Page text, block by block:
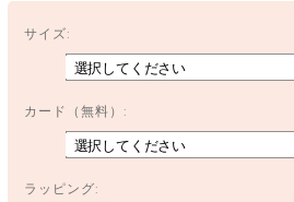
サイズ:
カード（無料）:
ラッピング: